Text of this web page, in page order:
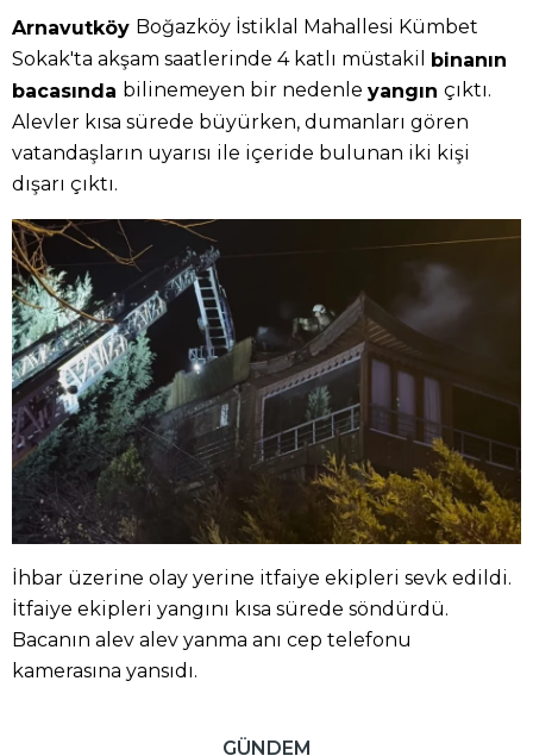
Arnavutköy Boğazköy İstiklal Mahallesi Kümbet
Sokak'ta akşam saatlerinde 4 katlı müstakil binanın
bacasında bilinemeyen bir nedenle yangın çıktı.
Alevler kısa sürede büyürken, dumanları gören
vatandaşların uyarısı ile içeride bulunan iki kişi
dışarı çıktı.
İhbar üzerine olay yerine itfaiye ekipleri sevk edildi.
İtfaiye ekipleri yangını kısa sürede söndürdü.
Bacanın alev alev yanma anı cep telefonu
kamerasına yansıdı.
GÜNDEM